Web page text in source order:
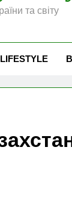
та світу
LIFESTYLE